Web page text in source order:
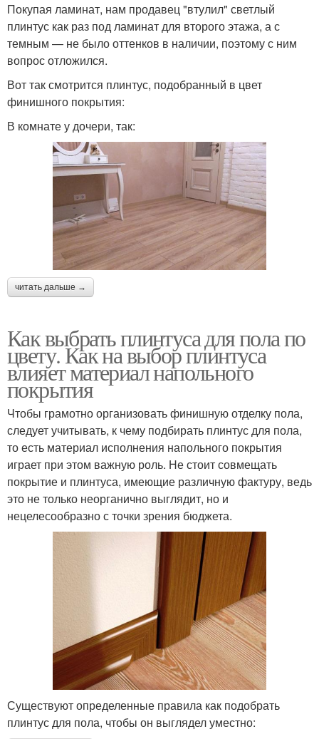
Покупая ламинат, нам продавец "втулил" светлый
плинтус как раз под ламинат для второго этажа, а с
темным — не было оттенков в наличии, поэтому с ним
вопрос отложился.
Вот так смотрится плинтус, подобранный в цвет
финишного покрытия:
В комнате у дочери, так:
читать дальше →
Как выбрать плинтуса для пола по
цвету. Как на выбор плинтуса
влияет материал напольного
покрытия
Чтобы грамотно организовать финишную отделку пола,
следует учитывать, к чему подбирать плинтус для пола,
то есть материал исполнения напольного покрытия
играет при этом важную роль. Не стоит совмещать
покрытие и плинтуса, имеющие различную фактуру, ведь
это не только неорганично выглядит, но и
нецелесообразно с точки зрения бюджета.
Существуют определенные правила как подобрать
плинтус для пола, чтобы он выглядел уместно: